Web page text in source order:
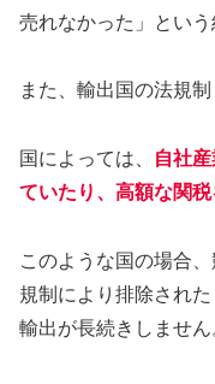
売れなかった」という
また、輸出国の法規
国によっては、
自社
ていたり、高額な関
このような国の場合
規制により排除され
輸出が長続きしません